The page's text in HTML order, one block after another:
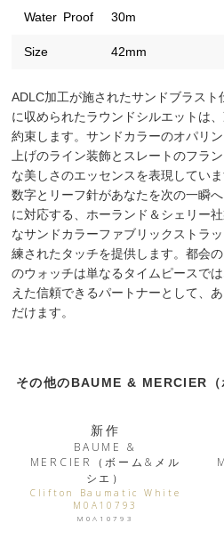
Water Proof 30m
Size 42mm
ADLC加工が施されたサンドブラスト
に収められたラウンドシルエットは
約束します。サンドカラーのオパリ
上げのライン装飾とスレートのフラ
な美しさのエッセンスを表現してい
数字とリーフ針があなたを次の一瞬
に対応する、ホーランド＆シェリー
なサンドカラーファブリックストラ
練されたタッチを提供します。都会
のウォッチは単なるタイムピースで
えた信頼できるパートナーとして、
だけます。
その他のBAUME & MERCIER（
新作
BAUME &
MERCIER（ボーム&メル
シエ）
Clifton Baumatic White
M0A10793
M0A10793